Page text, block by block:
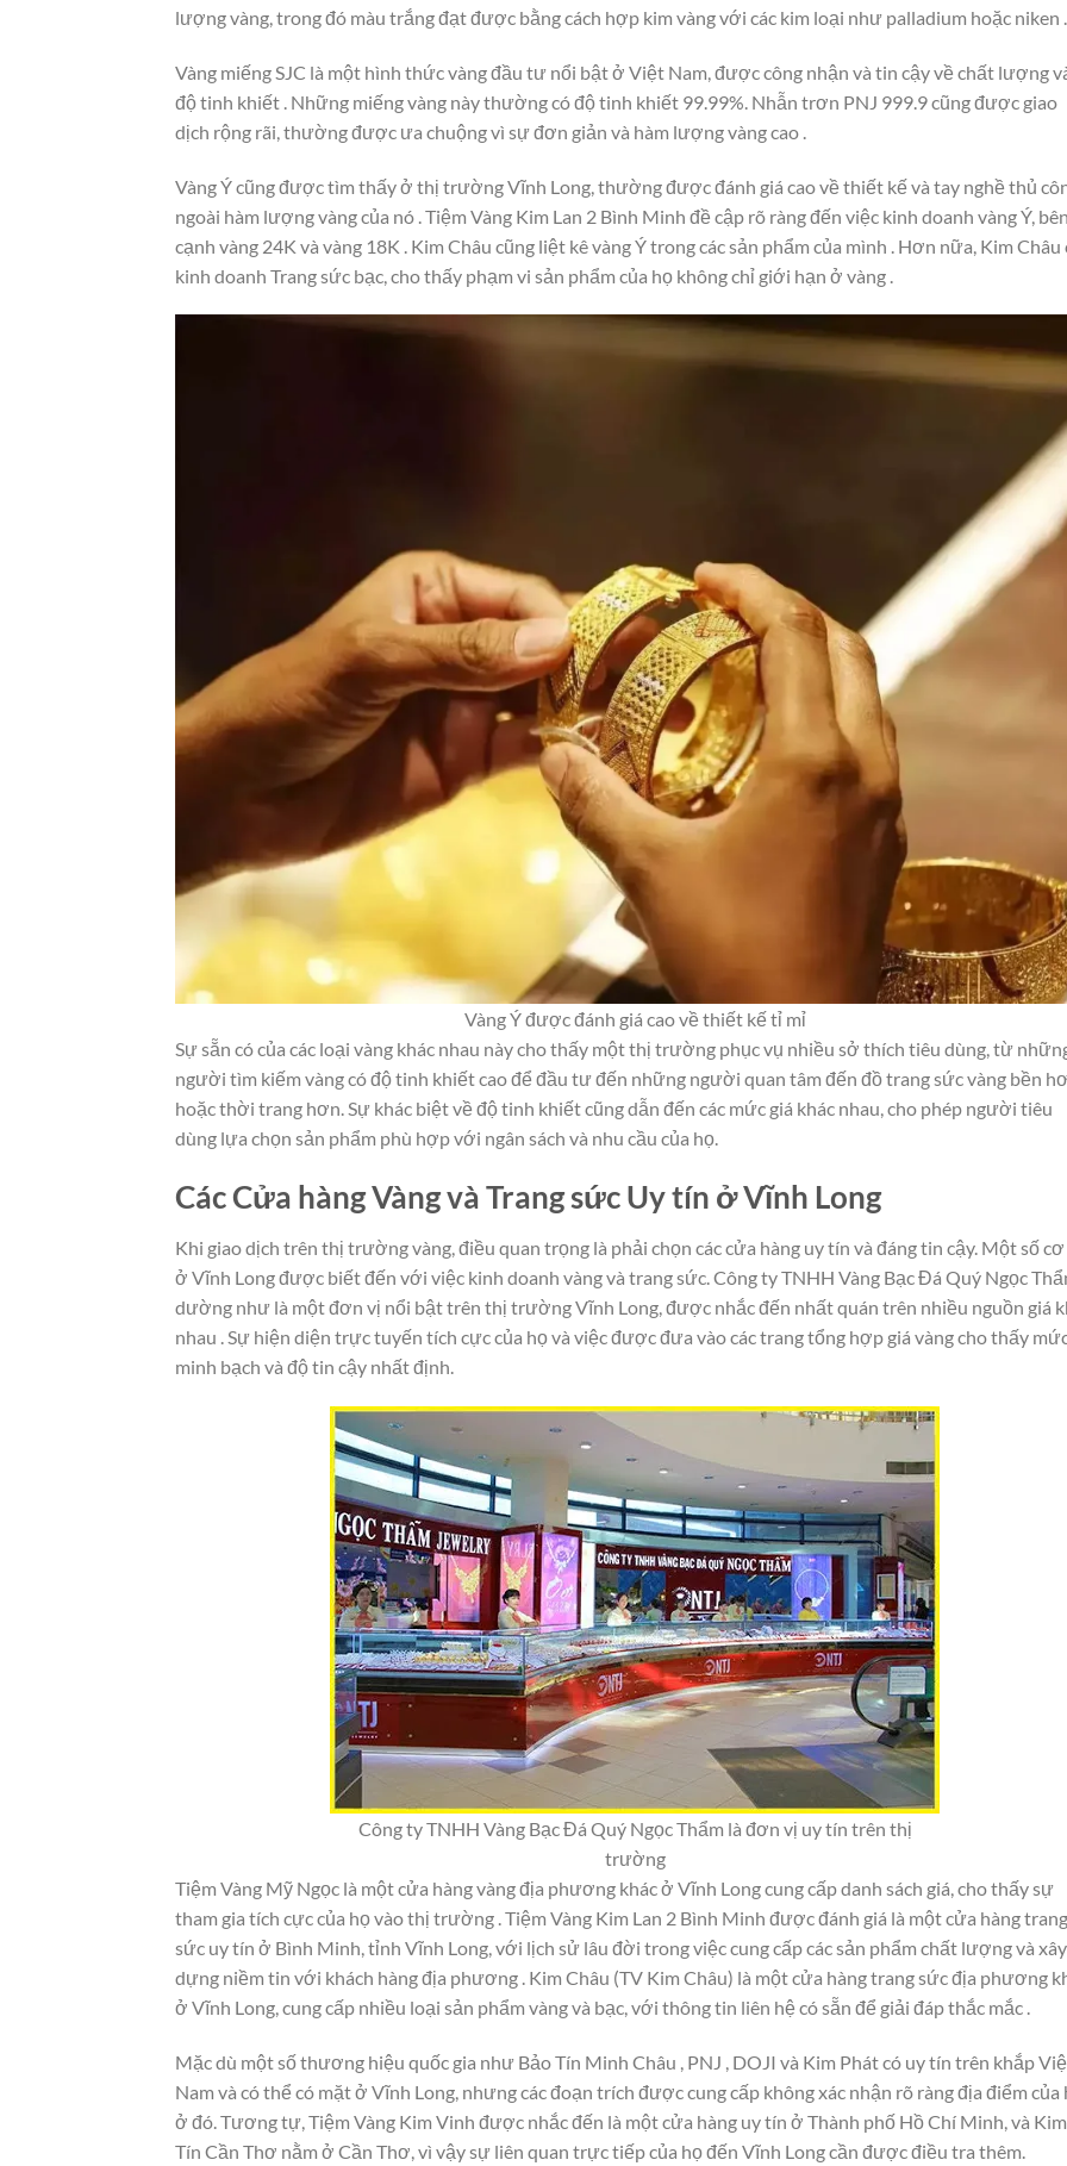
lượng vàng, trong đó màu trắng đạt được bằng cách hợp kim vàng với các kim loại như palladium hoặc
Vàng miếng SJC là một hình thức vàng đầu tư nổi bật ở Việt Nam, được công nhận và tin cậy về chất lượng
độ tinh khiết . Những miếng vàng này thường có độ tinh khiết 99.99%. Nhẫn trơn PNJ 999.9 cũng được giao
dịch rộng rãi, thường được ưa chuộng vì sự đơn giản và hàm lượng vàng cao .
Vàng Ý cũng được tìm thấy ở thị trường Vĩnh Long, thường được đánh giá cao về thiết kế và tay nghề thủ
ngoài hàm lượng vàng của nó . Tiệm Vàng Kim Lan 2 Bình Minh đề cập rõ ràng đến việc kinh doanh vàng Ý,
cạnh vàng 24K và vàng 18K . Kim Châu cũng liệt kê vàng Ý trong các sản phẩm của mình . Hơn nữa, Kim Châu
kinh doanh Trang sức bạc, cho thấy phạm vi sản phẩm của họ không chỉ giới hạn ở vàng .
Vàng Ý được đánh giá cao về thiết kế tỉ mỉ
Sự sẵn có của các loại vàng khác nhau này cho thấy một thị trường phục vụ nhiều sở thích tiêu dùng, từ
người tìm kiếm vàng có độ tinh khiết cao để đầu tư đến những người quan tâm đến đồ trang sức vàng bền
hoặc thời trang hơn. Sự khác biệt về độ tinh khiết cũng dẫn đến các mức giá khác nhau, cho phép người tiêu
dùng lựa chọn sản phẩm phù hợp với ngân sách và nhu cầu của họ.
Các Cửa hàng Vàng và Trang sức Uy tín ở Vĩnh Long
Khi giao dịch trên thị trường vàng, điều quan trọng là phải chọn các cửa hàng uy tín và đáng tin cậy. Một số
ở Vĩnh Long được biết đến với việc kinh doanh vàng và trang sức. Công ty TNHH Vàng Bạc Đá Quý Ngọc
dường như là một đơn vị nổi bật trên thị trường Vĩnh Long, được nhắc đến nhất quán trên nhiều nguồn giá
nhau . Sự hiện diện trực tuyến tích cực của họ và việc được đưa vào các trang tổng hợp giá vàng cho thấy
minh bạch và độ tin cậy nhất định.
Công ty TNHH Vàng Bạc Đá Quý Ngọc Thẩm là đơn vị uy tín trên thị
trường
Tiệm Vàng Mỹ Ngọc là một cửa hàng vàng địa phương khác ở Vĩnh Long cung cấp danh sách giá, cho thấy sự
tham gia tích cực của họ vào thị trường . Tiệm Vàng Kim Lan 2 Bình Minh được đánh giá là một cửa hàng trang
sức uy tín ở Bình Minh, tỉnh Vĩnh Long, với lịch sử lâu đời trong việc cung cấp các sản phẩm chất lượng và xây
dựng niềm tin với khách hàng địa phương . Kim Châu (TV Kim Châu) là một cửa hàng trang sức địa phương
ở Vĩnh Long, cung cấp nhiều loại sản phẩm vàng và bạc, với thông tin liên hệ có sẵn để giải đáp thắc mắc .
Mặc dù một số thương hiệu quốc gia như Bảo Tín Minh Châu , PNJ , DOJI và Kim Phát có uy tín trên khắp
Nam và có thể có mặt ở Vĩnh Long, nhưng các đoạn trích được cung cấp không xác nhận rõ ràng địa điểm của
ở đó. Tương tự, Tiệm Vàng Kim Vinh được nhắc đến là một cửa hàng uy tín ở Thành phố Hồ Chí Minh, và Kim
Tín Cần Thơ nằm ở Cần Thơ, vì vậy sự liên quan trực tiếp của họ đến Vĩnh Long cần được điều tra thêm.